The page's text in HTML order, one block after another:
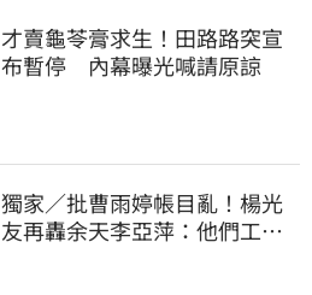
才賣龜苓膏求生！田路路突宣
布暫停 內幕曝光喊請原諒
獨家／批曹雨婷帳目亂！楊光
友再轟余天李亞萍：他們工會